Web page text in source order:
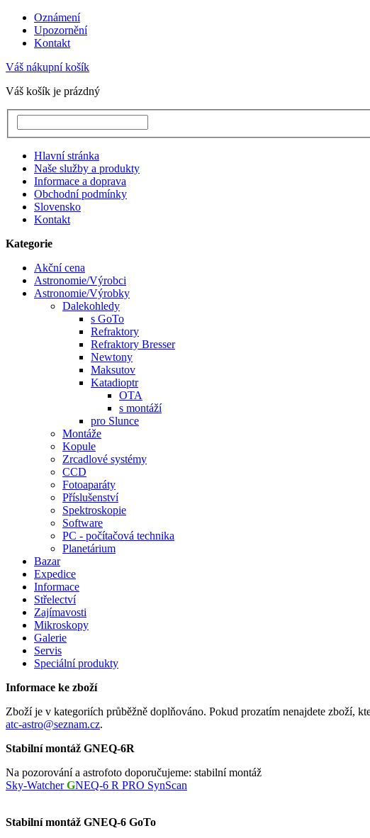
Oznámení
Upozornění
Kontakt
Váš nákupní košík
Váš košík je prázdný
Hlavní stránka
Naše služby a produkty
Informace a doprava
Obchodní podmínky
Slovensko
Kontakt
Kategorie
Akční cena
Astronomie/Výrobci
Astronomie/Výrobky
Dalekohledy
s GoTo
Refraktory
Refraktory Bresser
Newtony
Maksutov
Katadioptr
OTA
s montáží
pro Slunce
Montáže
Kopule
Zrcadlové systémy
CCD
Fotoaparáty
Příslušenství
Spektroskopie
Software
PC - počítačová technika
Planetárium
Bazar
Expedice
Informace
Střelectví
Zajímavosti
Mikroskopy
Galerie
Servis
Speciální produkty
Informace ke zboží
Zboží je v kategoriích průběžně doplňováno. Pokud prozatím nenajdete zboží,
atc-astro@seznam.cz.
Stabilní montáž GNEQ-6R
Na pozorování a astrofoto doporučujeme: stabilní montáž
Sky-WatcherGNEQ-6 R PRO SynScan
Stabilní montáž GNEQ-6 GoTo